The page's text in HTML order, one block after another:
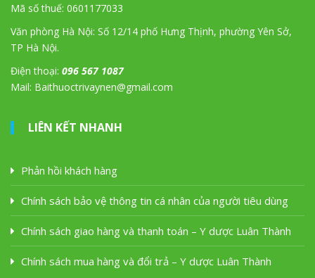
Mã số thuế: 0601177033
Văn phòng Hà Nội: Số 12/14 phố Hưng Thịnh, phường Yên Sở,
TP Hà Nội.
Điện thoại: 096 567 1087
Mail: Baithuoctrivaynen@gmail.com
LIÊN KẾT NHANH
Phản hồi khách hàng
Chính sách bảo vệ thông tin cá nhân của người tiêu dùng
Chính sách giao hàng và thanh toán – Y dược Luân Thành
Chính sách mua hàng và đổi trả – Y dược Luân Thành